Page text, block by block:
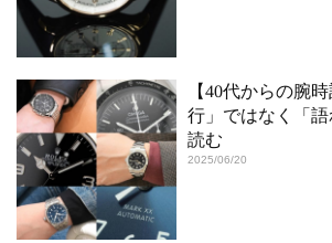
【40代からの腕
行」ではなく「語
読む
2025/06/20